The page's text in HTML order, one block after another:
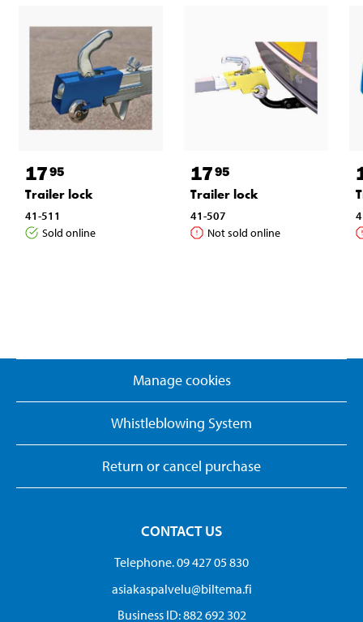
1795
Trailer lock
41-511
Sold online
1795
Trailer lock
41-507
Not sold online
Manage cookies
Whistleblowing System
Return or cancel purchase
CONTACT US
Telephone. 09 427 05 830
asiakaspalvelu@biltema.fi
Business ID:​ 882 692 302